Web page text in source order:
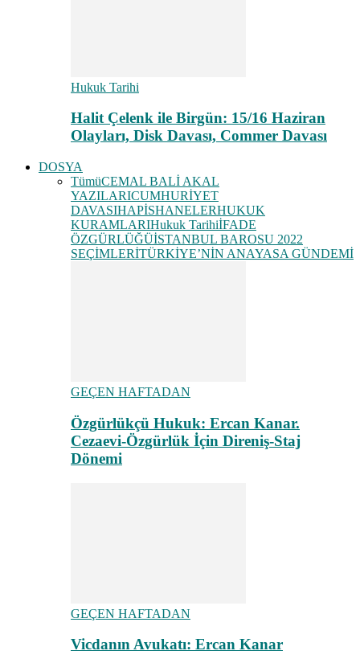
Hukuk Tarihi
Halit Çelenk ile Birgün: 15/16 Haziran
Olayları, Disk Davası, Commer Davası
DOSYA
TümüCEMAL BALİ AKAL
YAZILARICUMHURİYET
DAVASIHAPİSHANELERHUKUK
KURAMLARIHukuk TarihiİFADE
ÖZGÜRLÜĞÜİSTANBUL BAROSU 2022
SEÇİMLERİTÜRKİYE’NİN ANAYASA GÜNDEMİ
GEÇEN HAFTADAN
Özgürlükçü Hukuk: Ercan Kanar.
Cezaevi-Özgürlük İçin Direniş-Staj
Dönemi
GEÇEN HAFTADAN
Vicdanın Avukatı: Ercan Kanar